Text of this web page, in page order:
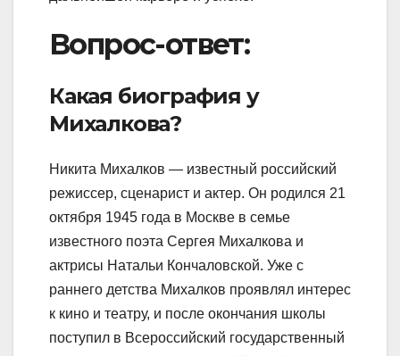
Вопрос-ответ:
Какая биография у
Михалкова?
Никита Михалков — известный российский
режиссер, сценарист и актер. Он родился 21
октября 1945 года в Москве в семье
известного поэта Сергея Михалкова и
актрисы Натальи Кончаловской. Уже с
раннего детства Михалков проявлял интерес
к кино и театру, и после окончания школы
поступил в Всероссийский государственный